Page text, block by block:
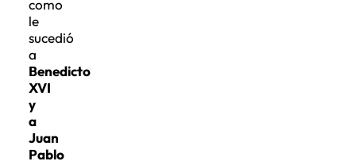
como
le
sucedió
a
Benedicto
XVI
y
a
Juan
Pablo